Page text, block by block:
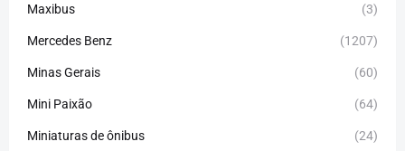
Maxibus (3)
Mercedes Benz (1207)
Minas Gerais (60)
Mini Paixão (64)
Miniaturas de ônibus (24)